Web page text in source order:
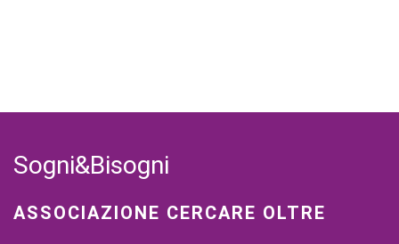
Sogni&Bisogni
ASSOCIAZIONE CERCARE OLTRE